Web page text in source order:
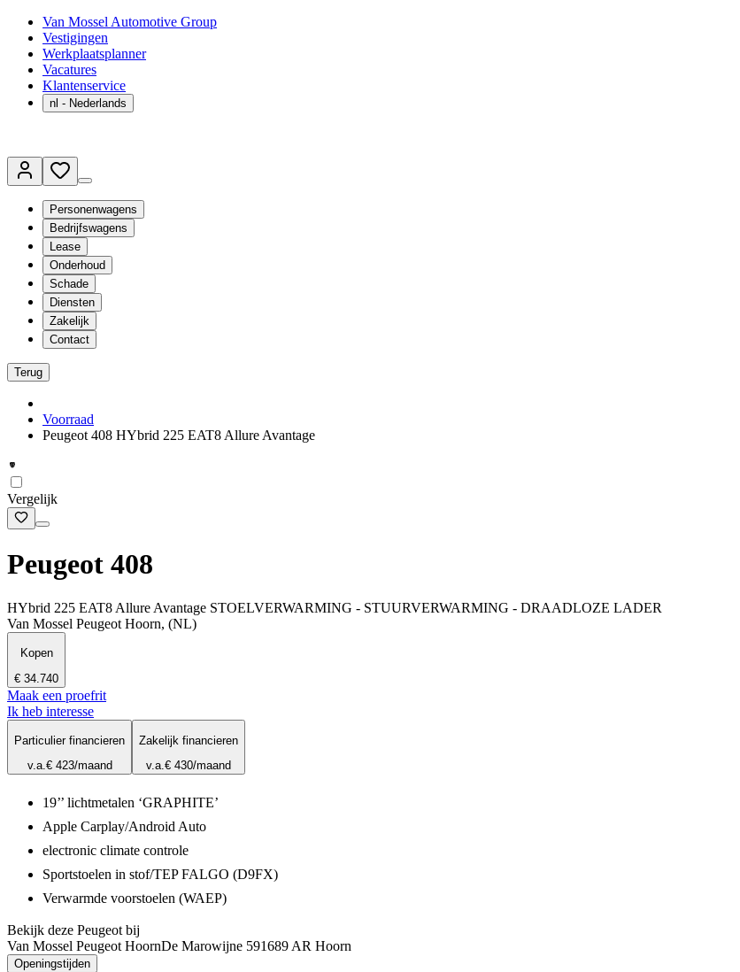
Van Mossel Automotive Group
Vestigingen
Werkplaatsplanner
Vacatures
Klantenservice
nl - Nederlands
Personenwagens
Bedrijfswagens
Lease
Onderhoud
Schade
Diensten
Zakelijk
Contact
Terug
Voorraad
Peugeot 408 HYbrid 225 EAT8 Allure Avantage
Vergelijk
Peugeot 408
HYbrid 225 EAT8 Allure Avantage STOELVERWARMING - STUURVERWARMING - DRAADLOZE LADER
Van Mossel Peugeot Hoorn, (NL)
Kopen
€ 34.740
Maak een proefrit
Ik heb interesse
Particulier financieren
v.a.€ 423/maand
Zakelijk financieren
v.a.€ 430/maand
19’’ lichtmetalen ‘GRAPHITE’
Apple Carplay/Android Auto
electronic climate controle
Sportstoelen in stof/TEP FALGO (D9FX)
Verwarmde voorstoelen (WAEP)
Bekijk deze Peugeot bij
Van Mossel Peugeot HoornDe Marowijne 591689 AR Hoorn
Openingstijden